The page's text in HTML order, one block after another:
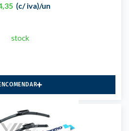
(c/ iva)/un
stock